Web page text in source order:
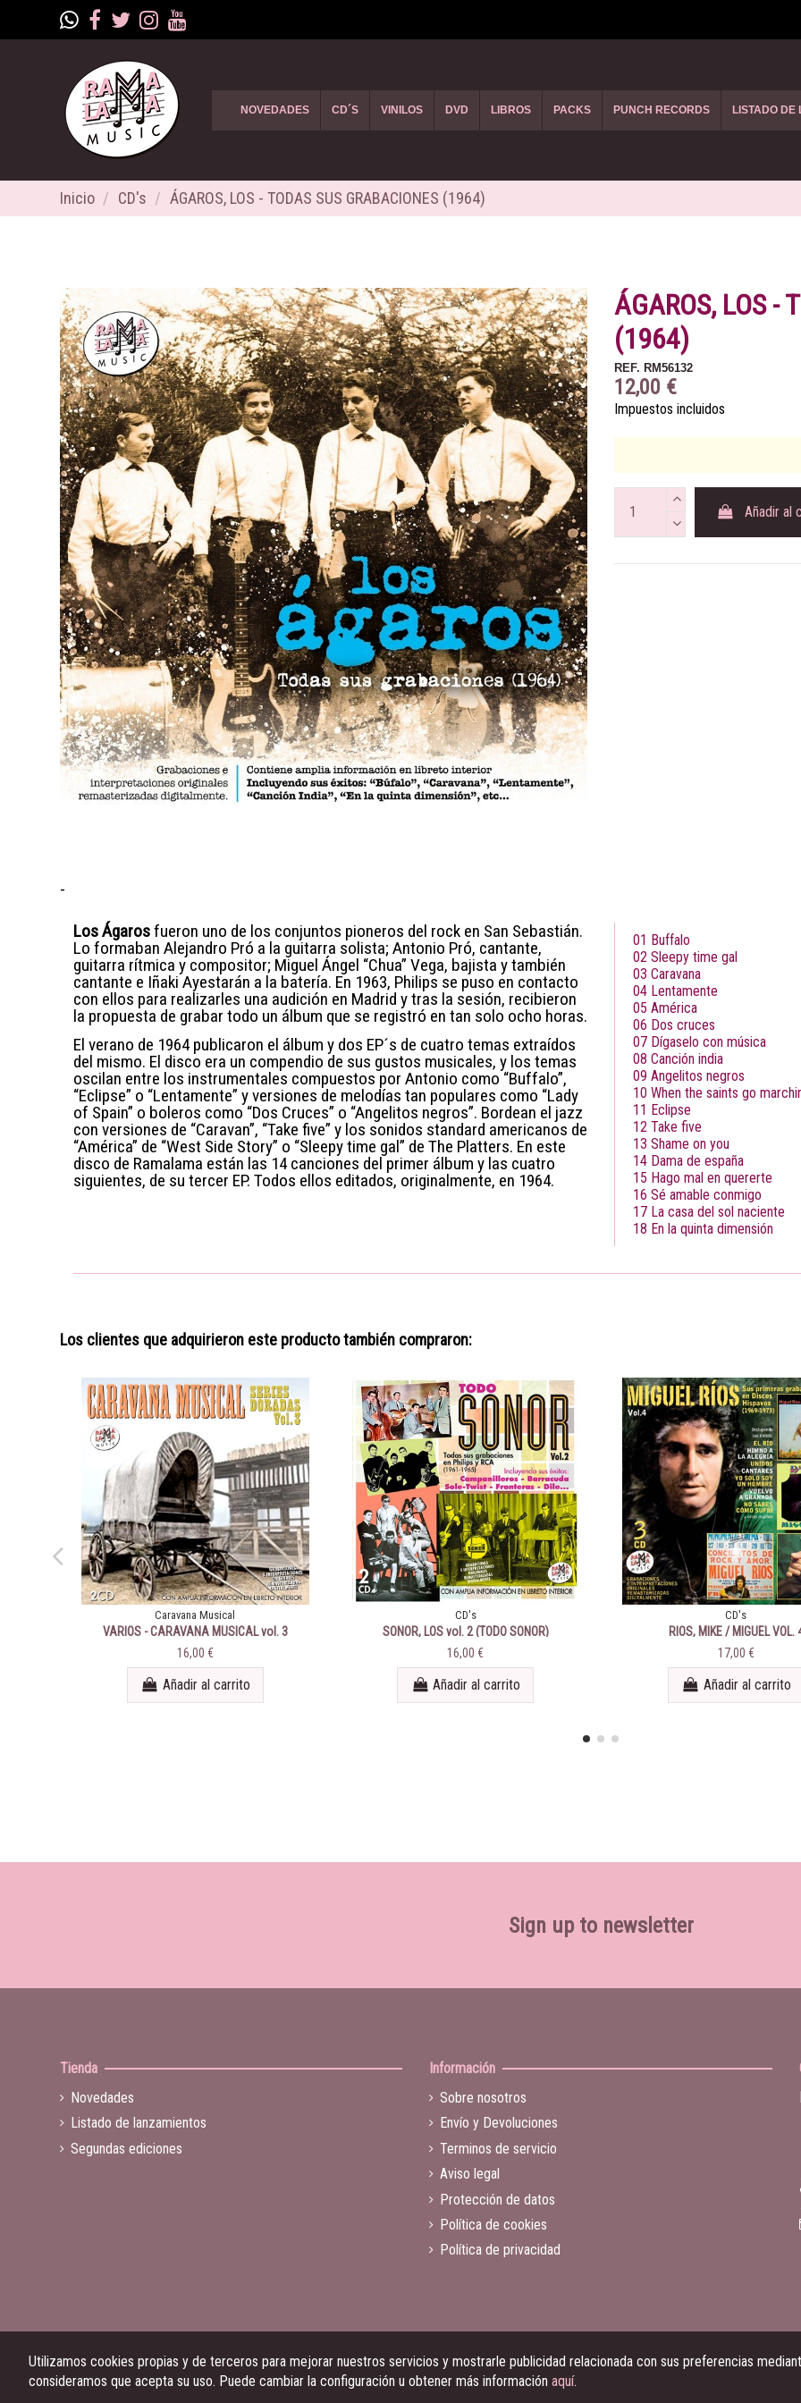
NOVEDADES CD´S VINILOS DVD LIBROS PACKS PUNCH RECORDS LISTADO DE
Inicio CD's ÁGAROS, LOS - TODAS SUS GRABACIONES (1964)
ÁGAROS, LOS -
(1964)
REF. RM56132
12,00 €
Impuestos incluidos
Añadir al
-
Los Ágarosfueron uno de los conjuntos pioneros del rock en San Sebastián.
Lo formaban Alejandro Pró a la guitarra solista; Antonio Pró, cantante,
guitarra rítmica y compositor; Miguel Ángel “Chua” Vega, bajista y también
cantante e Iñaki Ayestarán a la batería. En 1963, Philips se puso en contacto
con ellos para realizarles una audición en Madrid y tras la sesión, recibieron
la propuesta de grabar todo un álbum que se registró en tan solo ocho horas.
El verano de 1964 publicaron el álbum y dos EP´s de cuatro temas extraídos
del mismo. El disco era un compendio de sus gustos musicales, y los temas
oscilan entre los instrumentales compuestos por Antonio como “Buffalo”,
“Eclipse” o “Lentamente” y versiones de melodías tan populares como “Lady
of Spain” o boleros como “Dos Cruces” o “Angelitos negros”. Bordean el jazz
con versiones de “Caravan”, “Take five” y los sonidos standard americanos de
“América” de “West Side Story” o “Sleepy time gal” de The Platters. En este
disco de Ramalama están las 14 canciones del primer álbum y las cuatro
siguientes, de su tercer EP. Todos ellos editados, originalmente, en 1964.
01 Buffalo
02 Sleepy time gal
03 Caravana
04 Lentamente
05 América
06 Dos cruces
07 Dígaselo con música
08 Canción india
09 Angelitos negros
10 When the saints go
11 Eclipse
12 Take five
13 Shame on you
14 Dama de españa
15 Hago mal en quererte
16 Sé amable conmigo
17 La casa del sol naciente
18 En la quinta dimensión
Los clientes que adquirieron este producto también compraron:
Caravana Musical
VARIOS - CARAVANA MUSICAL vol. 3
16,00 €
Añadir al carrito
CD's
SONOR, LOS vol. 2 (TODO SONOR)
16,00 €
Añadir al carrito
CD's
RIOS, MIKE / MIGUEL VOL.
17,00 €
Añadir al carrito
Sign up to newsletter
Tienda
Novedades
Listado de lanzamientos
Segundas ediciones
Información
Sobre nosotros
Envío y Devoluciones
Terminos de servicio
Aviso legal
Protección de datos
Política de cookies
Política de privacidad
Utilizamos cookies propias y de terceros para mejorar nuestros servicios y mostrarle publicidad relacionada con sus preferencias
consideramos que acepta su uso. Puede cambiar la configuración u obtener más información aquí.